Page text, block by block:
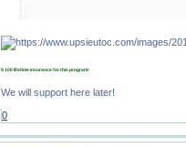
$ 100 lifetime insurance for this program!
We will support here later!
0